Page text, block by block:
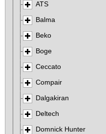
ATS
Balma
Beko
Boge
Ceccato
Compair
Dalgakiran
Deltech
Domnick Hunter